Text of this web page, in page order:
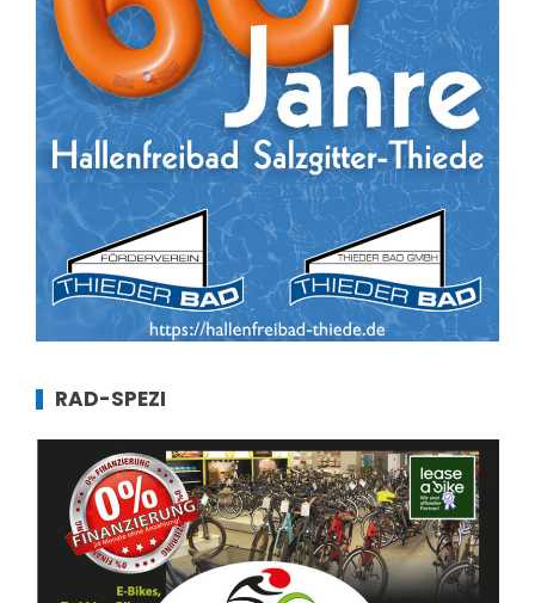
RAD-SPEZI